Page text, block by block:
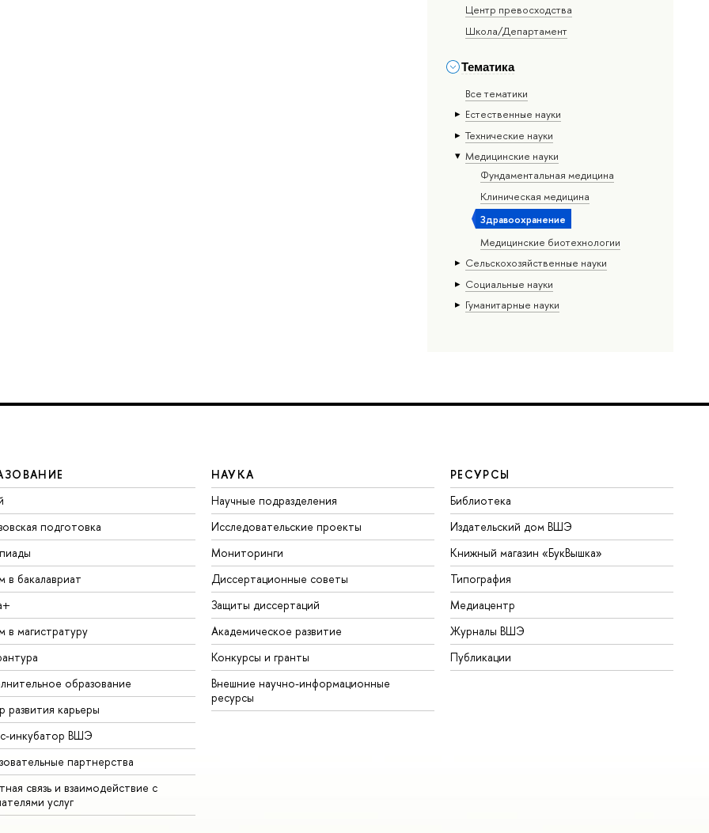
Центр превосходства
Школа/Департамент
Тематика
Все тематики
Естественные науки
Тех­ничес­кие науки
Медицинские науки
Фундаментальная медицина
Клиническая медицина
Здравоохранение
Медицинские биотехнологии
Сельскохозяйственные науки
Социальные науки
Гуманитарные науки
подготовка
в бакалавриат
в магистратуру
образование
развития карьеры
инкубатор ВШЭ
партнерства
связь и взаимодействие с
услуг
НАУКА
Научные подразделения
Исследовательские проекты
Мониторинги
Диссертационные советы
Защиты диссертаций
Академическое развитие
Конкурсы и гранты
Внешние научно-информационные
ресурсы
РЕСУРСЫ
Библиотека
Издательский дом ВШЭ
Книжный магазин «БукВышка»
Типография
Медиацентр
Журналы ВШЭ
Публикации